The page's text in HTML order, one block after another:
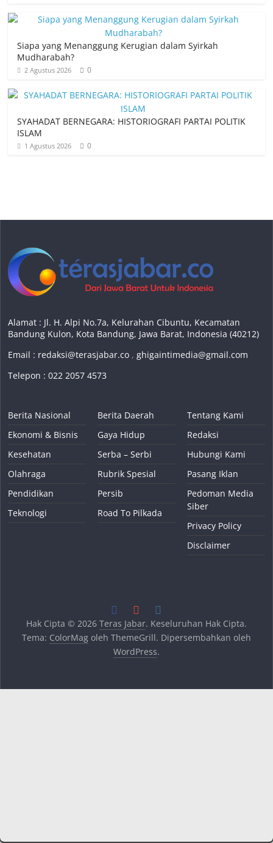
Siapa yang Menanggung Kerugian dalam Syirkah
Mudharabah?
2 Agustus 2026 0
SYAHADAT BERNEGARA: HISTORIOGRAFI PARTAI POLITIK
ISLAM
1 Agustus 2026 0
Alamat : Jl. H. Alpi No.7a, Kelurahan Cibuntu, Kecamatan
Bandung Kulon, Kota Bandung, Jawa Barat, Indonesia (40212)
Email : redaksi@terasjabar.co ,ghigaintimedia@gmail.com
Telepon : 022 2057 4573
Berita Nasional
Ekonomi & Bisnis
Kesehatan
Olahraga
Pendidikan
Teknologi
Berita Daerah
Gaya Hidup
Serba – Serbi
Rubrik Spesial
Persib
Road To Pilkada
Tentang Kami
Redaksi
Hubungi Kami
Pasang Iklan
Pedoman Media
Siber
Privacy Policy
Disclaimer
Hak Cipta © 2026 Teras Jabar. Keseluruhan Hak Cipta.
Tema: ColorMagoleh ThemeGrill. Dipersembahkan oleh
WordPress.